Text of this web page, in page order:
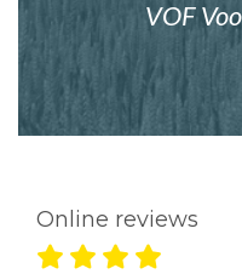
VOF
Online reviews